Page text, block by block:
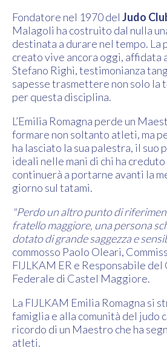
Fondatore nel 1970 del Judo
Malagoli ha costruito dal nulla
destinata a durare nel tempo. La
creato vive ancora oggi, affidata
Stefano Righi, testimonianza
sapesse trasmettere non solo la
per questa disciplina.
L’Emilia Romagna perde un
formare non soltanto atleti, ma
ha lasciato la sua palestra, il suo
ideali nelle mani di chi ha creduto
continuerà a portarne avanti la
giorno sul tatami.
"Perdo un altro punto di
fratello maggiore, una persona
dotato di grande saggezza e
commosso Paolo Oleari,
FIJLKAM ER e Responsabile del
Federale di Castel Maggiore.
La FIJLKAM Emilia Romagna si
famiglia e alla comunità del judo
ricordo di un Maestro che ha
atleti.